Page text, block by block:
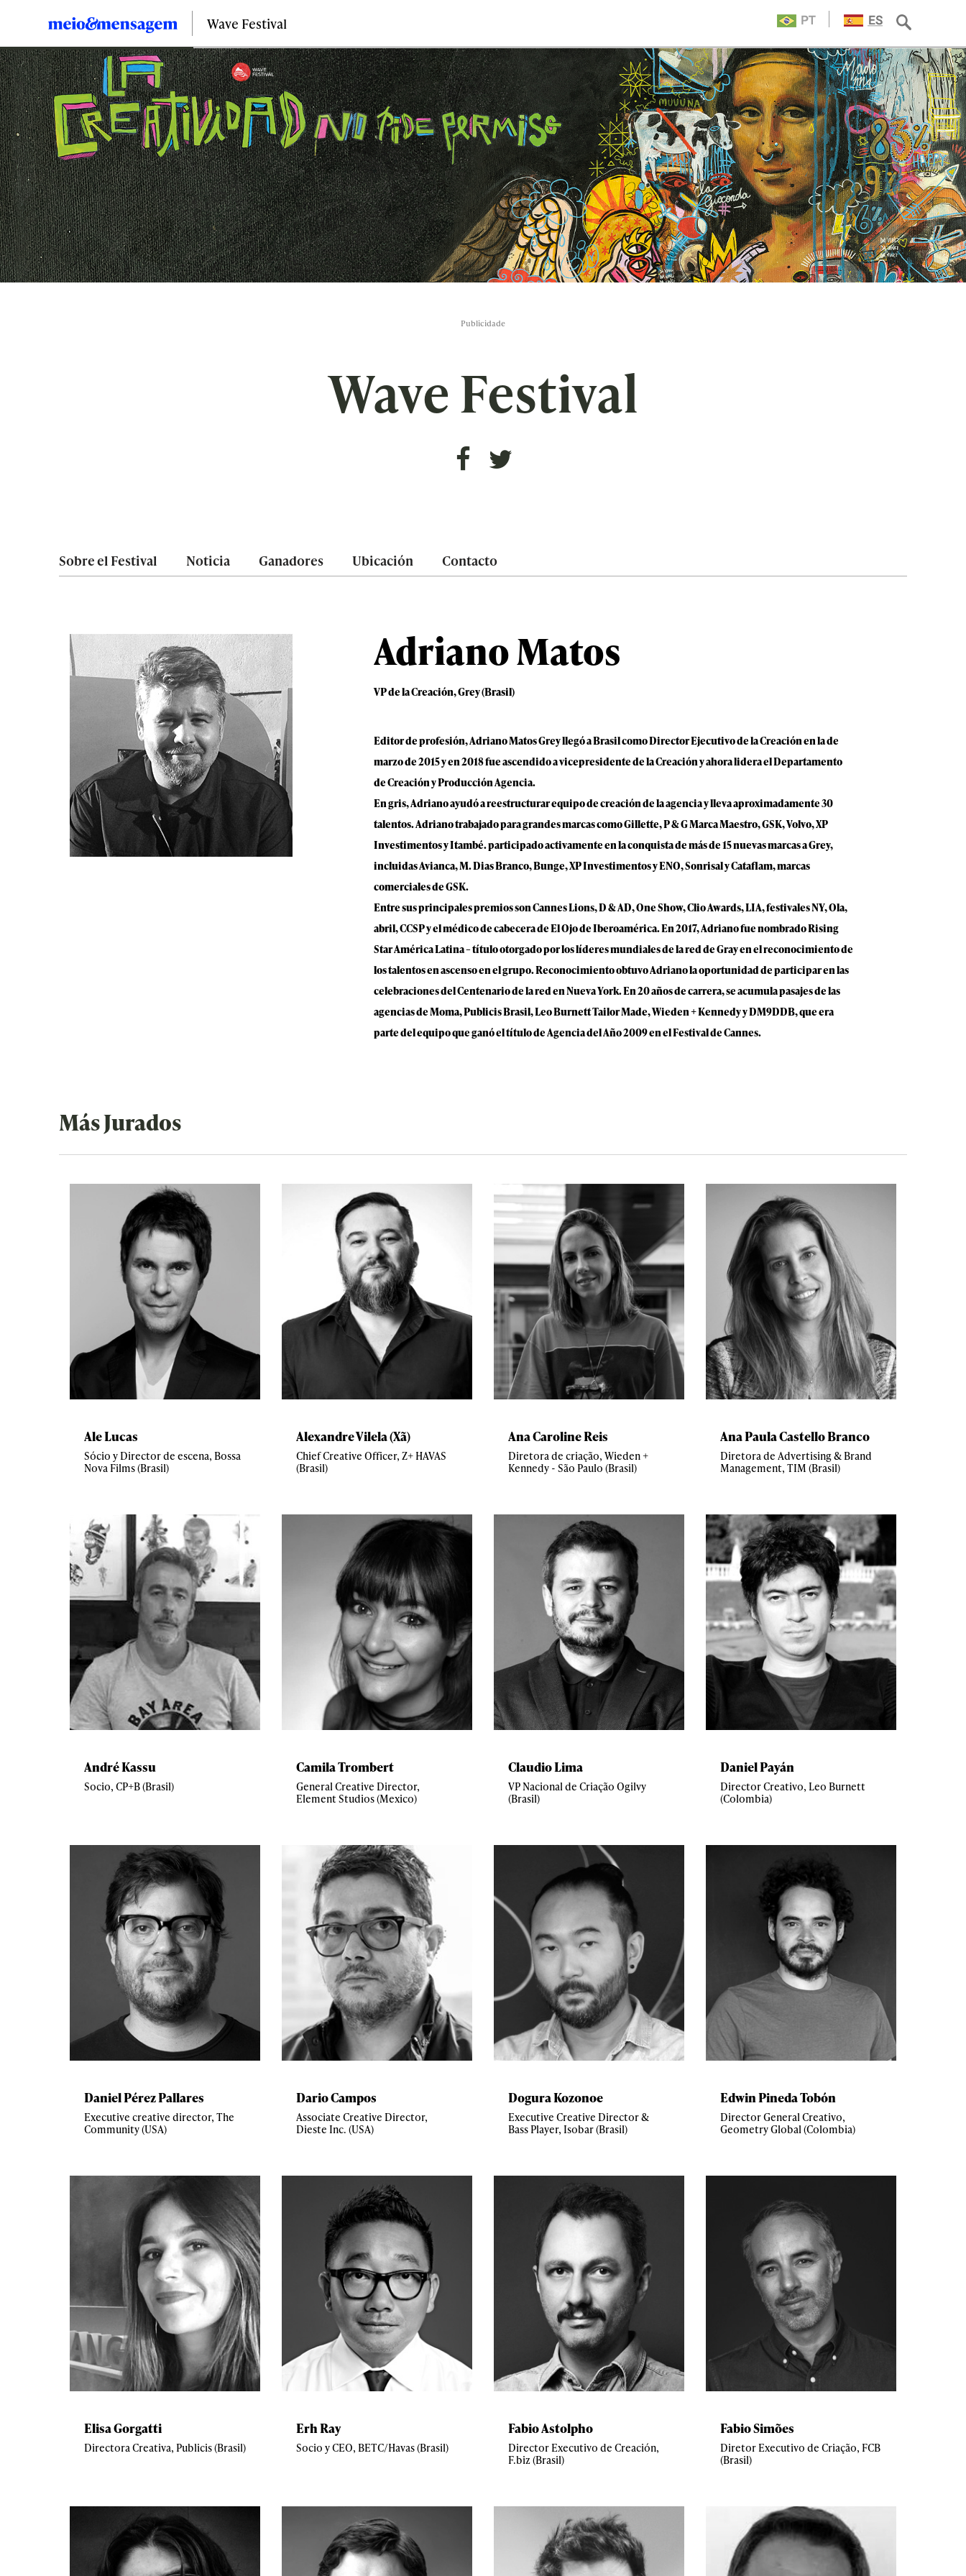
Wave Festival
Publicidade
Wave Festival
Sobre el Festival Noticia Ganadores Ubicación Contacto
Adriano Matos
VP de la Creación, Grey (Brasil)
Editor de profesión, Adriano Matos Grey llegó a Brasil como Director Ejecutivo de la Creación en la de
marzo de 2015 y en 2018 fue ascendido a vicepresidente de la Creación y ahora lidera el Departamento
de Creación y Producción Agencia.
En gris, Adriano ayudó a reestructurar equipo de creación de la agencia y lleva aproximadamente 30
talentos. Adriano trabajado para grandes marcas como Gillette, P & G Marca Maestro, GSK, Volvo, XP
Investimentos y Itambé. participado activamente en la conquista de más de 15 nuevas marcas a Grey,
incluidas Avianca, M. Dias Branco, Bunge, XP Investimentos y ENO, Sonrisal y Cataflam, marcas
comerciales de GSK.
Entre sus principales premios son Cannes Lions, D & AD, One Show, Clio Awards, LIA, festivales NY, Ola,
abril, CCSP y el médico de cabecera de El Ojo de Iberoamérica. En 2017, Adriano fue nombrado Rising
Star América Latina – título otorgado por los líderes mundiales de la red de Gray en el reconocimiento de
los talentos en ascenso en el grupo. Reconocimiento obtuvo Adriano la oportunidad de participar en las
celebraciones del Centenario de la red en Nueva York. En 20 años de carrera, se acumula pasajes de las
agencias de Moma, Publicis Brasil, Leo Burnett Tailor Made, Wieden + Kennedy y DM9DDB, que era
parte del equipo que ganó el título de Agencia del Año 2009 en el Festival de Cannes.
Más Jurados
Ale Lucas
Sócio y Director de escena, Bossa
Nova Films (Brasil)
Alexandre Vilela (Xã)
Chief Creative Officer, Z+ HAVAS
(Brasil)
Ana Caroline Reis
Diretora de criação, Wieden +
Kennedy - São Paulo (Brasil)
Ana Paula Castello Branco
Diretora de Advertising & Brand
Management, TIM (Brasil)
André Kassu
Socio, CP+B (Brasil)
Camila Trombert
General Creative Director,
Element Studios (Mexico)
Claudio Lima
VP Nacional de Criação Ogilvy
(Brasil)
Daniel Payán
Director Creativo, Leo Burnett
(Colombia)
Daniel Pérez Pallares
Executive creative director, The
Community (USA)
Dario Campos
Associate Creative Director,
Dieste Inc. (USA)
Dogura Kozonoe
Executive Creative Director &
Bass Player, Isobar (Brasil)
Edwin Pineda Tobón
Director General Creativo,
Geometry Global (Colombia)
Elisa Gorgatti
Directora Creativa, Publicis (Brasil)
Erh Ray
Socio y CEO, BETC/Havas (Brasil)
Fabio Astolpho
Director Executivo de Creación,
F.biz (Brasil)
Fabio Simões
Diretor Executivo de Criação, FCB
(Brasil)